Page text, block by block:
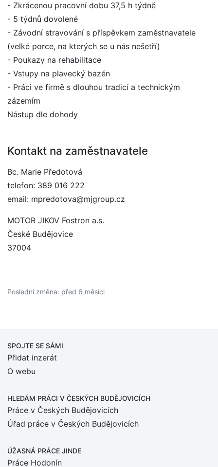
- Zkrácenou pracovní dobu 37,5 h týdně
- 5 týdnů dovolené
- Závodní stravování s příspěvkem zaměstnavatele
(velké porce, na kterých se u nás nešetří)
- Poukazy na rehabilitace
- Vstupy na plavecký bazén
- Práci ve firmě s dlouhou tradicí a technickým
zázemím
Nástup dle dohody
Kontakt na zaměstnavatele
Bc. Marie Předotová
telefon: 389 016 222
email: mpredotova@mjgroup.cz
MOTOR JIKOV Fostron a.s.
České Budějovice
37004
Poslední změna: před 6 měsíci
SPOJTE SE SÁMI
Přidat inzerát
O webu
HLEDÁM PRÁCI V ČESKÝCH BUDĚJOVICÍCH
Práce v Českých Budějovicích
Úřad práce v Českých Budějovicích
ÚŽASNÁ PRÁCE JINDE
Práce Hodonín